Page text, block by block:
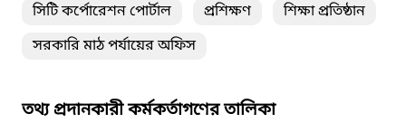
সিটি কর্পোরেশন পোর্টাল
প্রশিক্ষণ
শিক্ষা প্রতিষ্ঠান
সরকারি মাঠ পর্যায়ের অফিস
তথ্য প্রদানকারী কর্মকর্তাগণের তালিকা